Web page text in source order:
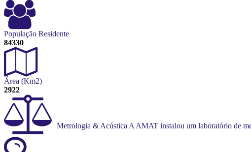
População Residente
84330
Área (Km2)
2922
Metrologia & Acústica A AMAT instalou um laboratório de